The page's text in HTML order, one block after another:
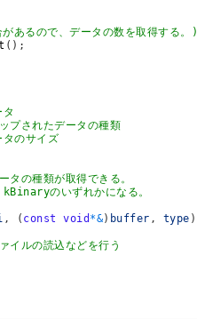
あるので、データの数を取得する。)
( ) ;
されたデータの種類
のサイズ
の種類が取得できる。
のいずれかになる。
, ( const void *&) buffer , type )
イルの読込などを行う